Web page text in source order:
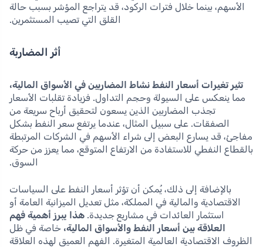
الأسهم، بينما خلال فترات الركود، قد يتراجع المؤشر بسبب حالة
القلق التي تصيب المستثمرين.
أثر المضاربة
تثير تغيرات أسعار النفط نشاط المضاربين في الأسواق المالية،
مما ينعكس على السيولة وحجم التداول. فزيادة تقلبات الأسعار
تجذب المضاربين الذين يسعون لتحقيق أرباح سريعة من
الصفقات. على سبيل المثال، عندما يرتفع سعر النفط بشكل
مفاجئ، قد يسارع البعض إلى شراء الأسهم في الشركات المرتبطة
بالقطاع النفطي للاستفادة من الارتفاع المتوقع، مما يعزز من حركة
السوق.
بالإضافة إلى ذلك، يُمكن أن تؤثر أسعار النفط على السياسات
الاقتصادية والمالية في المملكة، مثل تعديل الميزانية العامة أو
استثمار العائدات في مشاريع جديدة. هذا يبرز أهمية فهم
العلاقة بين أسعار النفط والأسواق المالية، خاصة في ظل
الظروف الاقتصادية العالمية المتغيرة. الفهم العميق لهذه العلاقة